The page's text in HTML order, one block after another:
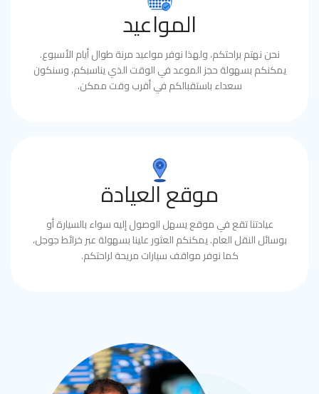
المواعيد
نحن نهتم براحتكم، ولهذا نوفر مواعيد مرنة طوال أيام الأسبوع.
يمكنكم بسهولة حجز الموعد في الوقت الذي يناسبكم، وسنكون
سعداء باستقبالكم في أقرب وقت ممكن.
موقع العيادة
عيادتنا تقع في موقع يسهل الوصول إليه سواء بالسيارة أو
بوسائل النقل العام. يمكنكم العثور علينا بسهولة عبر خرائط جوجل،
كما نوفر مواقف سيارات مريحة لراحتكم.